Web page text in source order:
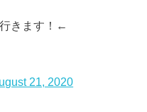
きます！←
21, 2020